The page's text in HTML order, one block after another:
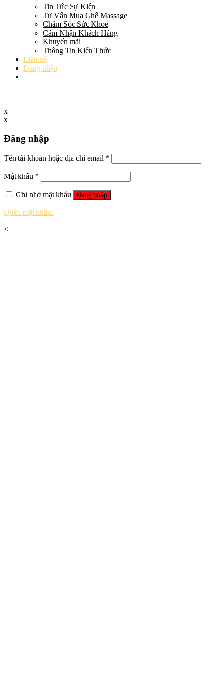
Tin Tức Sự Kiện
Tư Vấn Mua Ghế Massage
Chăm Sóc Sức Khoẻ
Cảm Nhận Khách Hàng
Khuyến mãi
Thông Tin Kiến Thức
Liên hệ
Đăng nhập
x
x
Đăng nhập
Tên tài khoản hoặc địa chỉ email *
Mật khẩu *
Ghi nhớ mật khẩu Đăng nhập
Quên mật khẩu?
<